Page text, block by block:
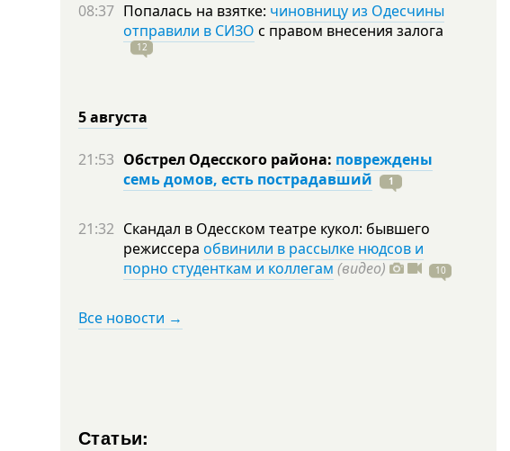
08:37 Попалась на взятке: чиновницу из Одесчины
отправили в СИЗО с правом внесения залога
12
5 августа
21:53 Обстрел Одесского района: повреждены
семь домов, есть пострадавший
1
21:32 Скандал в Одесском театре кукол: бывшего
режиссера обвинили в рассылке нюдсов и
порно студенткам и коллегам (видео) 10
Все новости →
Статьи: